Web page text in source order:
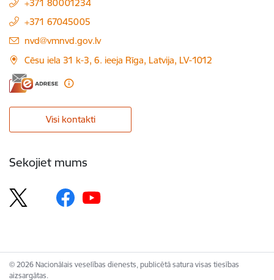
+371 80001234
+371 67045005
E-pasts:
nvd@vmnvd.gov.lv
Cēsu iela 31 k-3, 6. ieeja Rīga, Latvija, LV-1012
Visi kontakti
Sekojiet mums
© 2026 Nacionālais veselības dienests, publicētā satura visas tiesības
aizsargātas.